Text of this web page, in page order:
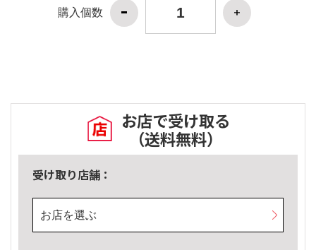
購入個数
お店で受け取る
（送料無料）
受け取り店舗：
お店を選ぶ